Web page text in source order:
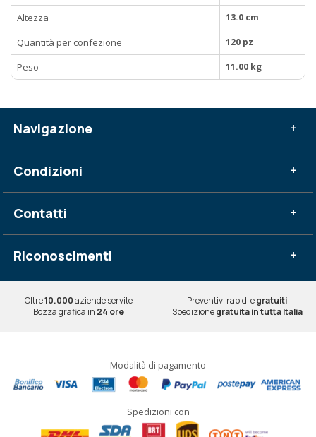
Altezza 13.0 cm
Quantità per confezione 120 pz
Peso 11.00 kg
Navigazione +
Condizioni +
Contatti +
Riconoscimenti +
Oltre10.000aziende servite Preventivi rapidi egratuiti
Bozza grafica in 24 ore Spedizionegratuita in tutta Italia
Modalità di pagamento
Spedizioni con